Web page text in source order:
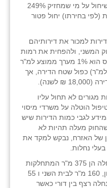
הפרקים הוא חוק מס ריבוי דירות שיחול על מי שמחזיק 249%
כאשר לגבי 2 דירות (לפי בחירתו) יחול פטור
למכור את דירותיהם
המשני, ולהפחית את רמות
מחירי הדירות למגורים. שיעור המס הוא 1% מערך ממוצע למ"ר
(שעומד על כ 15,000 ₪ למ"ר) כפול שטח הדירה, אך
מי שיש ברשותו רק 2 דירות מגורים לא תחול עליו
הוטלה על משרדי מיסוי
לגבי כמות הדירות שיש
מעלה תהיות לא
של האזרח, נבקש למקד את
נחלות.
כידוע, זכויות הבניה הבסיסיות בנחלה הן 375 מ"ר המתחלקות
באופן הבא: 160 מ"ר לבית הראשון, 160 מ"ר לבית השני ו 55
רצף בין דורי כאשר